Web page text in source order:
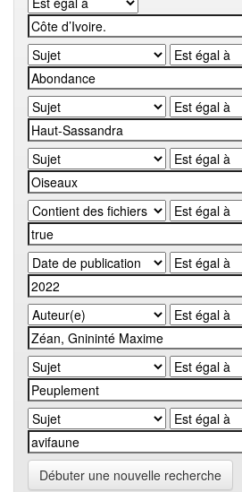
Débuter une nouvelle recherche